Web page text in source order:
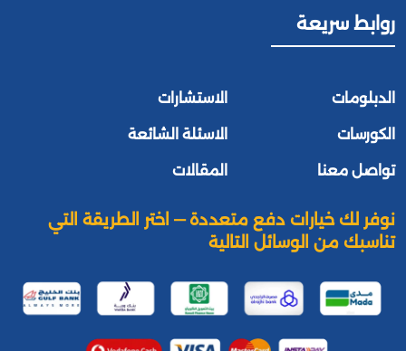
روابط سريعة
الدبلومات الاستشارات
الكورسات الاسئلة الشائعة
تواصل معنا المقالات
نوفر لك خيارات دفع متعددة — اختر الطريقة التي
تناسبك من الوسائل التالية